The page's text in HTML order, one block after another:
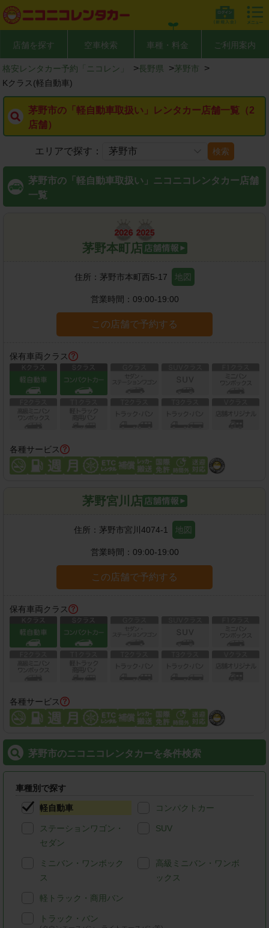
店舗を探す 空車検索 車種・料金 ご利用案内
格安レンタカー予約「ニコレン」 >長野県 >茅野市 >
Kクラス(軽自動車)
茅野市の「軽自動車取扱い」レンタカー店舗一覧（2
店舗）
エリアで探す： 検索
茅野市の「軽自動車取扱い」ニコニコレンタカー店舗
一覧
茅野本町店
住所： 茅野市本町西5-17 地図
営業時間： 09:00-19:00
この店舗で予約する
保有車両クラス
各種サービス
茅野宮川店
住所： 茅野市宮川4074-1 地図
営業時間： 09:00-19:00
この店舗で予約する
保有車両クラス
各種サービス
茅野市のニコニコレンタカーを条件検索
車種別で探す
軽自動車 コンパクトカー
ステーションワゴン・
セダン
SUV
ミニバン・ワンボック
ス
高級ミニバン・ワンボ
ックス
軽トラック・商用バン
トラック・バン